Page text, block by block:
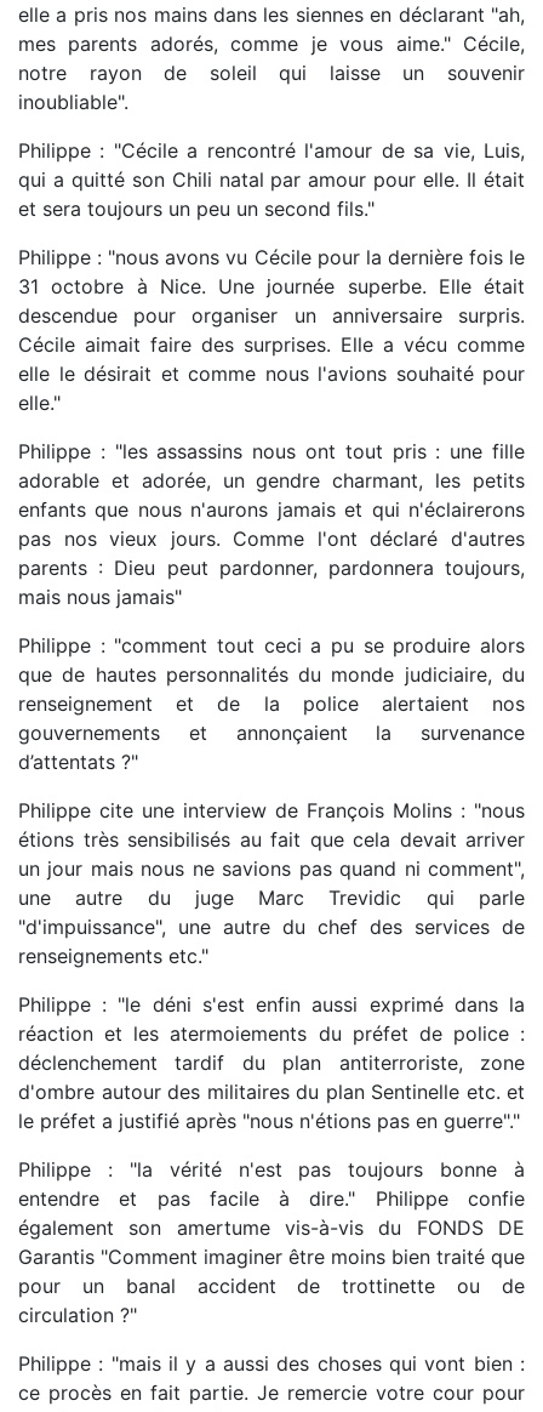
elle a pris nos mains dans les siennes en déclarant "ah,
mes parents adorés, comme je vous aime." Cécile,
notre rayon de soleil qui laisse un souvenir
inoubliable".
Philippe : "Cécile a rencontré l'amour de sa vie, Luis,
qui a quitté son Chili natal par amour pour elle. Il était
et sera toujours un peu un second fils."
Philippe : "nous avons vu Cécile pour la dernière fois le
31 octobre à Nice. Une journée superbe. Elle était
descendue pour organiser un anniversaire surpris.
Cécile aimait faire des surprises. Elle a vécu comme
elle le désirait et comme nous l'avions souhaité pour
elle."
Philippe : "les assassins nous ont tout pris : une fille
adorable et adorée, un gendre charmant, les petits
enfants que nous n'aurons jamais et qui n'éclairerons
pas nos vieux jours. Comme l'ont déclaré d'autres
parents : Dieu peut pardonner, pardonnera toujours,
mais nous jamais"
Philippe : "comment tout ceci a pu se produire alors
que de hautes personnalités du monde judiciaire, du
renseignement et de la police alertaient nos
gouvernements et annonçaient la survenance
d’attentats ?"
Philippe cite une interview de François Molins : "nous
étions très sensibilisés au fait que cela devait arriver
un jour mais nous ne savions pas quand ni comment",
une autre du juge Marc Trevidic qui parle
"d'impuissance", une autre du chef des services de
renseignements etc."
Philippe : "le déni s'est enfin aussi exprimé dans la
réaction et les atermoiements du préfet de police :
déclenchement tardif du plan antiterroriste, zone
d'ombre autour des militaires du plan Sentinelle etc. et
le préfet a justifié après "nous n'étions pas en guerre"."
Philippe : "la vérité n'est pas toujours bonne à
entendre et pas facile à dire." Philippe confie
également son amertume vis-à-vis du FONDS DE
Garantis "Comment imaginer être moins bien traité que
pour un banal accident de trottinette ou de
circulation ?"
Philippe : "mais il y a aussi des choses qui vont bien :
ce procès en fait partie. Je remercie votre cour pour